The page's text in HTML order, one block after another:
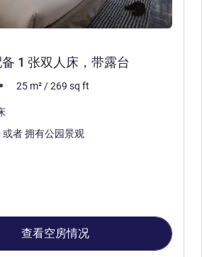
1 张双人床，带露台
25 m² /269 sq ft
拥有山景 或者 拥有公园景观
查看空房情况